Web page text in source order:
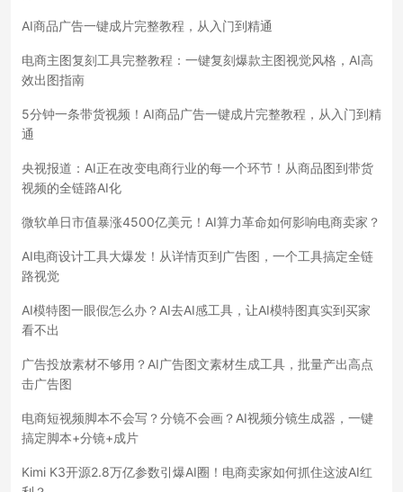
AI商品广告一键成片完整教程，从入门到精通
电商主图复刻工具完整教程：一键复刻爆款主图视觉风格，AI高
效出图指南
5分钟一条带货视频！AI商品广告一键成片完整教程，从入门到精
通
央视报道：AI正在改变电商行业的每一个环节！从商品图到带货
视频的全链路AI化
微软单日市值暴涨4500亿美元！AI算力革命如何影响电商卖家？
AI电商设计工具大爆发！从详情页到广告图，一个工具搞定全链
路视觉
AI模特图一眼假怎么办？AI去AI感工具，让AI模特图真实到买家
看不出
广告投放素材不够用？AI广告图文素材生成工具，批量产出高点
击广告图
电商短视频脚本不会写？分镜不会画？AI视频分镜生成器，一键
搞定脚本+分镜+成片
Kimi K3开源2.8万亿参数引爆AI圈！电商卖家如何抓住这波AI红